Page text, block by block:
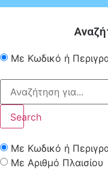
Με Κωδικό ή
Search
Με Κωδικό ή
Με Αριθμό Πλαισίου